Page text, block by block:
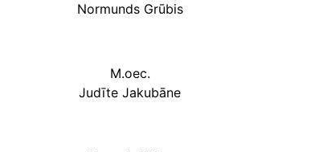
Normunds Grūbis
M.oec.
Judīte Jakubāne